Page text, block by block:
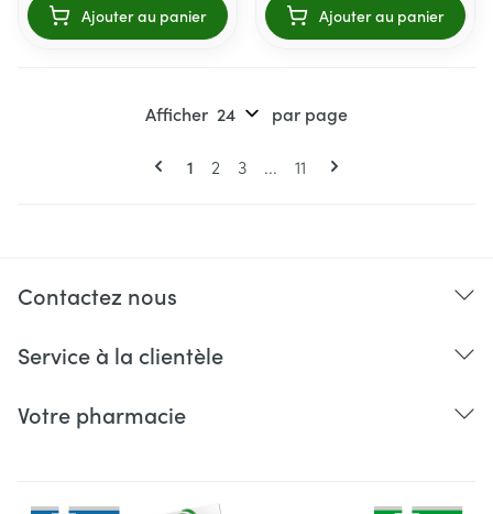
Ajouter au panier Ajouter au panier
Vous lisez actuellement la page
1 Page
2 Page
3 ... Page
11
Afficher par page
Contactez nous
Service à la clientèle
Votre pharmacie